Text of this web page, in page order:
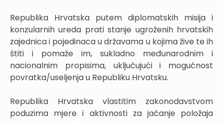
Republika Hrvatska putem diplomatskih misija i
konzularnih ureda prati stanje ugroženih hrvatskih
zajednica i pojedinaca u državama u kojima žive te ih
štiti i pomaže im, sukladno međunarodnim i
nacionalnim propisima, uključujući i mogućnost
povratka/useljenja u Republiku Hrvatsku.
Republika Hrvatska vlastitim zakonodavstvom
poduzima mjere i aktivnosti za jačanje položaja